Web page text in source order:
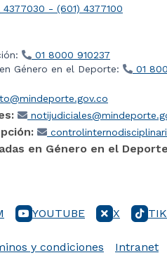
4377030 - (601) 4377100
01 8000 910237
Género en el Deporte:
01
en Género en el
YOUTUBE X
y condiciones Intranet